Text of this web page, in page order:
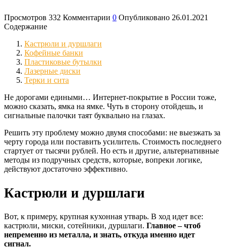
Просмотров 332 Комментарии 0 Опубликовано 26.01.2021
Содержание
Кастрюли и дуршлаги
Кофейные банки
Пластиковые бутылки
Лазерные диски
Терки и сита
Не дорогами едиными… Интернет-покрытие в России тоже,
можно сказать, ямка на ямке. Чуть в сторону отойдешь, и
сигнальные палочки таят буквально на глазах.
Решить эту проблему можно двумя способами: не выезжать за
черту города или поставить усилитель. Стоимость последнего
стартует от тысячи рублей. Но есть и другие, альтернативные
методы из подручных средств, которые, вопреки логике,
действуют достаточно эффективно.
Кастрюли и дуршлаги
Вот, к примеру, крупная кухонная утварь. В ход идет все:
кастрюли, миски, сотейники, дуршлаги. Главное – чтоб
непременно из металла, и знать, откуда именно идет
сигнал.